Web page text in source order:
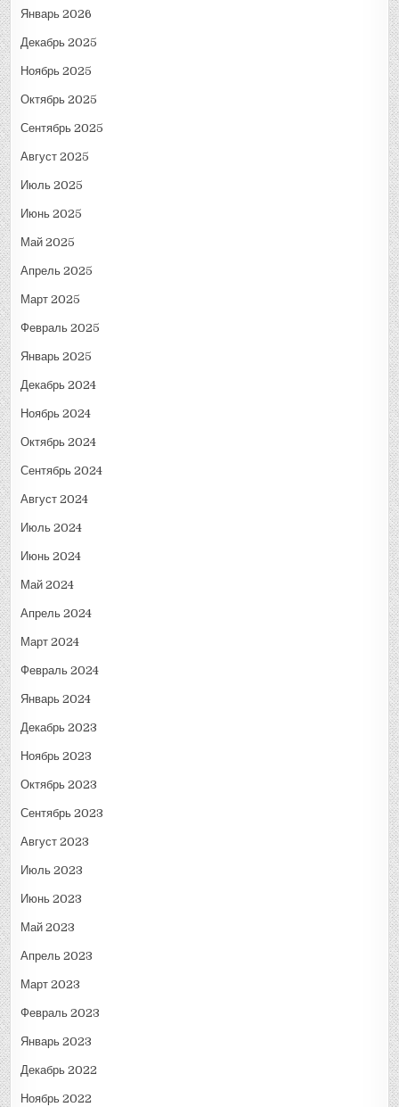
Январь 2026
Декабрь 2025
Ноябрь 2025
Октябрь 2025
Сентябрь 2025
Август 2025
Июль 2025
Июнь 2025
Май 2025
Апрель 2025
Март 2025
Февраль 2025
Январь 2025
Декабрь 2024
Ноябрь 2024
Октябрь 2024
Сентябрь 2024
Август 2024
Июль 2024
Июнь 2024
Май 2024
Апрель 2024
Март 2024
Февраль 2024
Январь 2024
Декабрь 2023
Ноябрь 2023
Октябрь 2023
Сентябрь 2023
Август 2023
Июль 2023
Июнь 2023
Май 2023
Апрель 2023
Март 2023
Февраль 2023
Январь 2023
Декабрь 2022
Ноябрь 2022